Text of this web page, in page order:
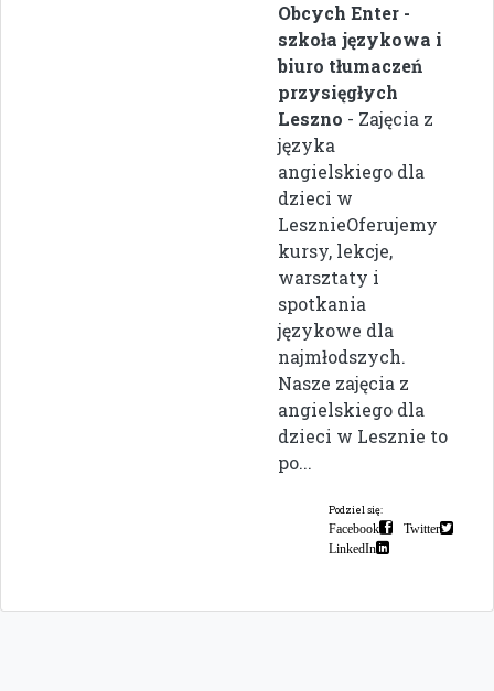
Obcych Enter -
szkoła językowa i
biuro tłumaczeń
przysięgłych
Leszno - Zajęcia z
języka
angielskiego dla
dzieci w
LesznieOferujemy
kursy, lekcje,
warsztaty i
spotkania
językowe dla
najmłodszych.
Nasze zajęcia z
angielskiego dla
dzieci w Lesznie to
po...
Podziel się:
Facebook
Twitter
LinkedIn